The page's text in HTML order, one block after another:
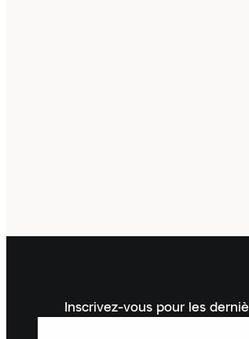
Inscrivez-vous pour les
Inscrivez-vous à la newsletter